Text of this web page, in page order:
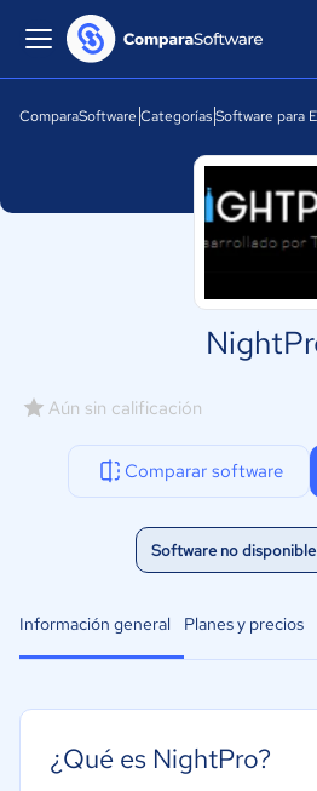
ComparaSoftware CategoríasSoftware para
Aún sin calificación
Comparar software
Software no
Información general Planes y precios
¿Qué es NightPro?